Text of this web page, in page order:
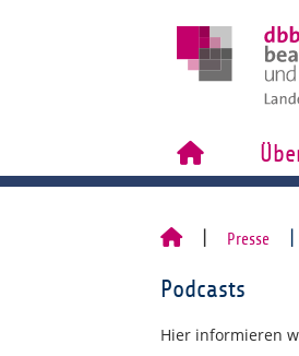
Presse
Podcasts
Hier informieren